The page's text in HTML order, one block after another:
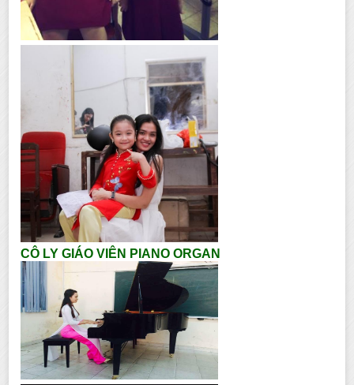
CÔ LY GIÁO VIÊN PIANO ORGAN